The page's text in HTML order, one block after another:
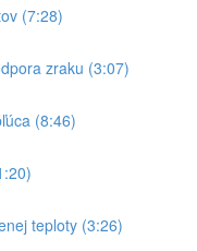
(7:28)
zraku (3:07)
(8:46)
teploty (3:26)